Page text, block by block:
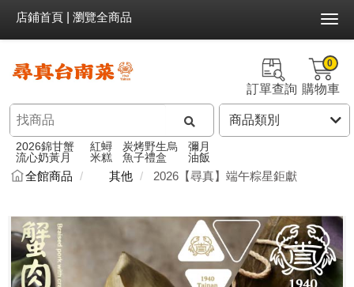
店鋪首頁 瀏覽全商品
2026錦甘蟹
流心奶黃月
紅蟳
米糕
炭烤野生烏
魚子禮盒
彌月
油飯
訂單查詢
0
購物車
全館商品 其他 2026【尋真】端午粽星鉅獻